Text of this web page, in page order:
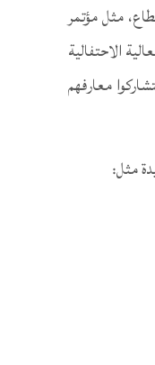
مثل مؤتمر
الاحتفالية
معارفهم